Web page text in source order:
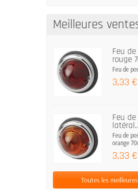
Meilleures
Feu
rouge
Feu de
3,33 €
Feu
Feu de
orange
3,33 €
Toutes les